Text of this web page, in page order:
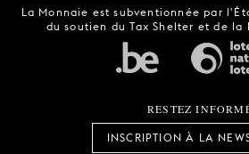
La Monnaie est subventionnée par
du soutien du Tax Shelter et de
RESTEZ
INSCRIPTION À LA